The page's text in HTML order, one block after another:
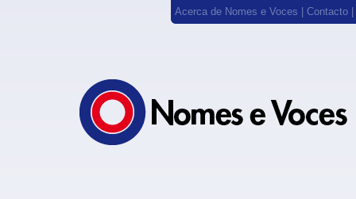
Acerca de Nomes e Voces Contacto